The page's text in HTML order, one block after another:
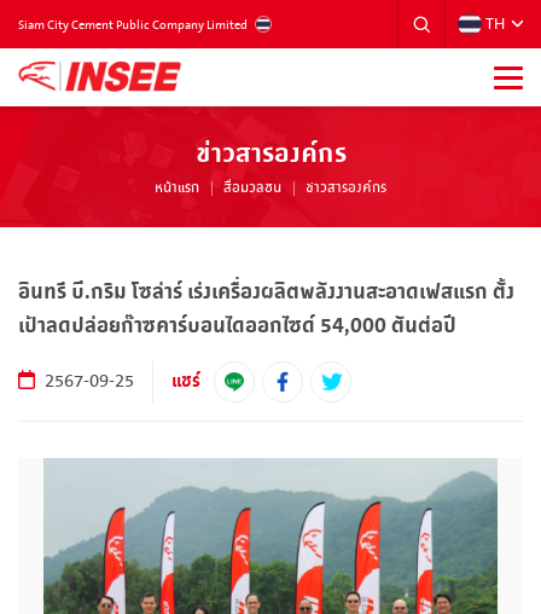
Siam City Cement Public Company Limited TH
ข่าวสารองค์กร
หน้าแรก สื่อมวลชน ข่าวสารองค์กร
อินทรี บี.กริม โซล่าร์ เร่งเครื่องผลิตพลังงานสะอาดเฟสแรก ตั้ง
เป้าลดปล่อยก๊าซคาร์บอนไดออกไซด์ 54,000 ตันต่อปี
2567-09-25 แชร์